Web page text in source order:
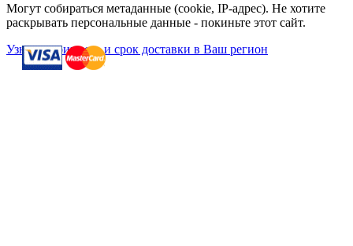
Могут собираться метаданные (cookie, IP-адрес). Не хотите
раскрывать персональные данные - покиньте этот сайт.
Узнать стоимость и срок доставки в Ваш регион